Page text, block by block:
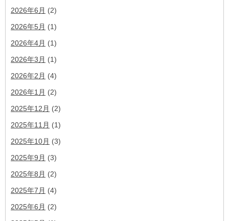
2026年6月 (2)
2026年5月 (1)
2026年4月 (1)
2026年3月 (1)
2026年2月 (4)
2026年1月 (2)
2025年12月 (2)
2025年11月 (1)
2025年10月 (3)
2025年9月 (3)
2025年8月 (2)
2025年7月 (4)
2025年6月 (2)